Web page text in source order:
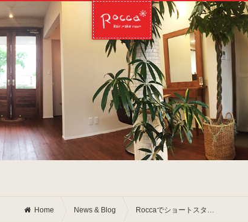
Home News & Blog Roccaでショートスタイルに◎